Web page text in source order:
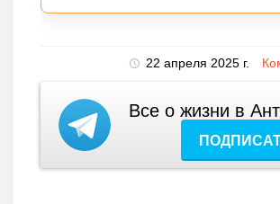
22 апреля 2025 г.
Все о жизни в